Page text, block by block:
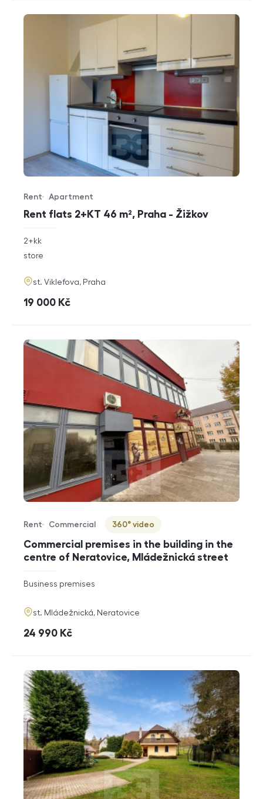
Rent flats 2+KT 46 m², Praha - Žižkov
Offer type
Rent
Property type
Apartment
rozměry
2+kk
funkce
store
adresa
st. Viklefova, Praha
cena
19 000 Kč
Commercial premises in the building in the
centre of Neratovice, Mládežnická street
Offer type
Rent
Property type
Commercial
Virtuální prohlídka
360° video
rozměry
disposition
Business premises
adresa
st. Mládežnická, Neratovice
cena
24 990 Kč